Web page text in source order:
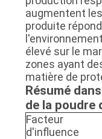
augmentent
produite
élevé sur le
zones ayant
matière de
Résumé
de la poudre
Facteur
d'influence